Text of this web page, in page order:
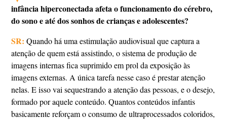
infância hiperconectada afeta o funcionamento do cérebro,
do sono e até dos sonhos de crianças e adolescentes?
SR: Quando há uma estimulação audiovisual que captura a
atenção de quem está assistindo, o sistema de produção de
imagens internas fica suprimido em prol da exposição às
imagens externas. A única tarefa nesse caso é prestar atenção
nelas. E isso vai sequestrando a atenção das pessoas, e o desejo,
formado por aquele conteúdo. Quantos conteúdos infantis
basicamente reforçam o consumo de ultraprocessados coloridos,